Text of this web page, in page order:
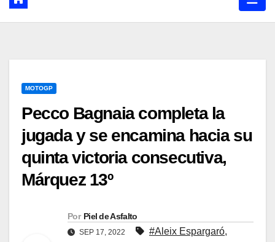
MOTOGP
Pecco Bagnaia completa la
jugada y se encamina hacia su
quinta victoria consecutiva,
Márquez 13º
Por Piel de Asfalto
SEP 17, 2022 #Aleix Espargaró,